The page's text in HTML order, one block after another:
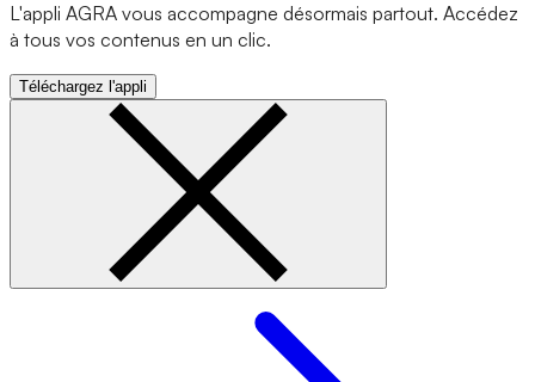
L'appli AGRA vous accompagne désormais partout. Accédez
à tous vos contenus en un clic.
Téléchargez l'appli